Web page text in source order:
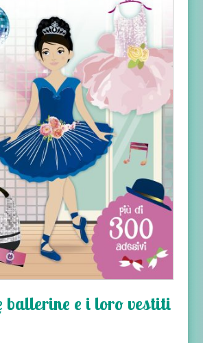
ballerine e i loro vestiti